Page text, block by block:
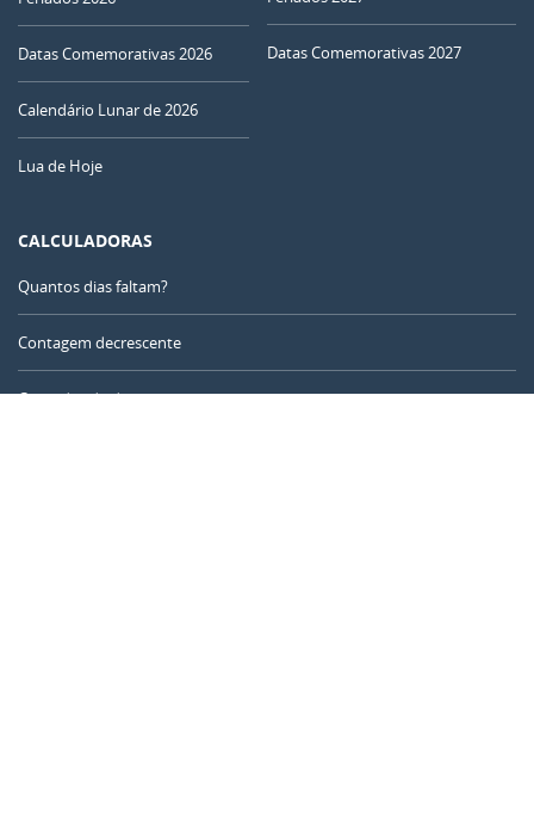
Datas Comemorativas 2026
Calendário Lunar de 2026
Lua de Hoje
Datas Comemorativas 2027
CALCULADORAS
Quantos dias faltam?
Contagem decrescente
Contador de dias